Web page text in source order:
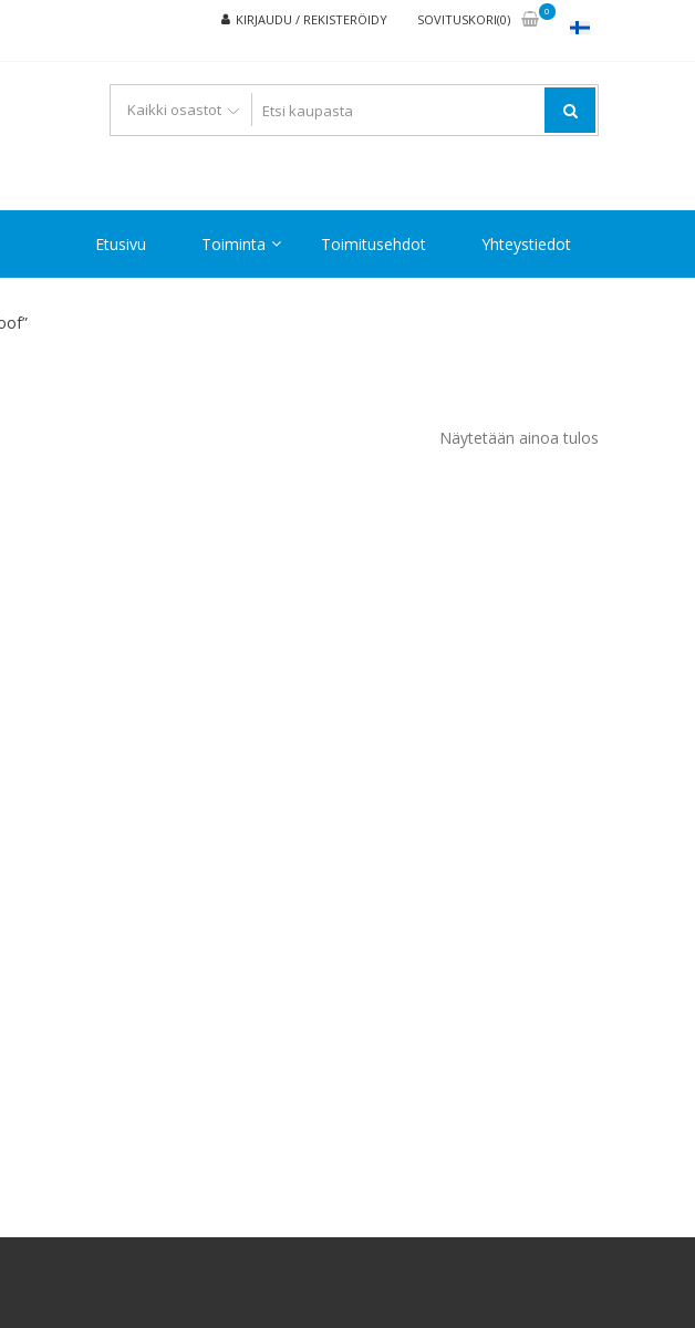
KIRJAUDU / REKISTERÖIDY SOVITUSKORI(0)
0
Etusivu Toiminta Toimitusehdot Yhteystiedot
Näytetään ainoa tulos